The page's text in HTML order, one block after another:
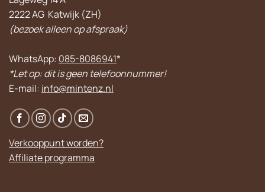
2222 AG Katwijk (ZH)
(bezoek alleen op afspraak)
WhatsApp: 085-8086941*
*Let op: dit is geen telefoonnummer!
E-mail: info@mintenz.nl
Verkooppunt worden?
Affiliate programma